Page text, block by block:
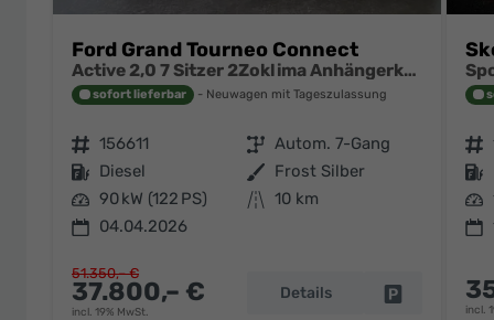
Ford Grand Tourneo Connect
Active 2,0 7 Sitzer 2Zoklima Anhängerkupplung Panoramadach AGR Sitze Sitzheizung Einparkhilfe Kamera 17 Zoll Leichtmetall ACC
sofort lieferbar Neuwagen mit Tageszulassung
Fahrzeugnr. 156611 Getriebe Autom. 7-Gang
Kraftstoff Diesel Außenfarbe Frost Silber
Leistung 90 kW (122 PS) Kilometerstand 10 km
04.04.2026
37.800,– €
incl. 19% MwSt.
51.350,– €
Details Fahrzeug
Fahrzeugnr.
Kraftstoff
Leistung
incl.